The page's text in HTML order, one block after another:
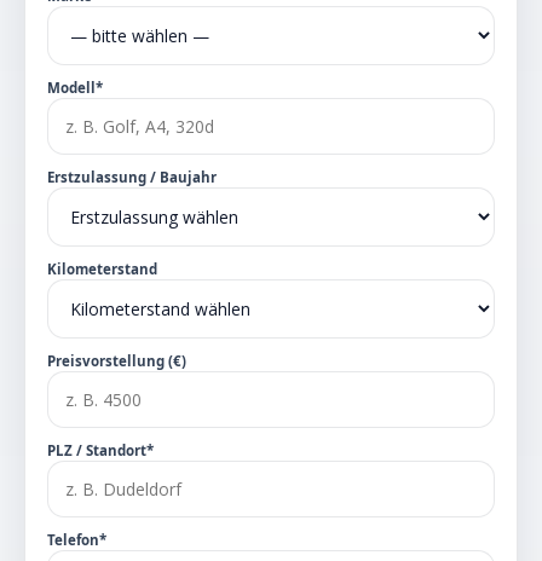
Modell*
Erstzulassung / Baujahr
Kilometerstand
Preisvorstellung (€)
PLZ / Standort*
Telefon*